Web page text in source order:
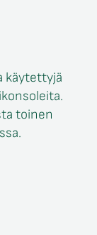
käytettyjä
toinen